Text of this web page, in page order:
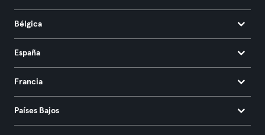
Bélgica
España
Francia
Países Bajos